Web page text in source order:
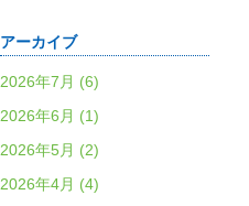
アーカイブ
2026年7月 (6)
2026年6月 (1)
2026年5月 (2)
2026年4月 (4)